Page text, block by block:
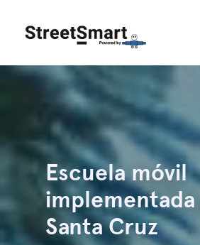
Escuela móvil
implementada
Santa Cruz